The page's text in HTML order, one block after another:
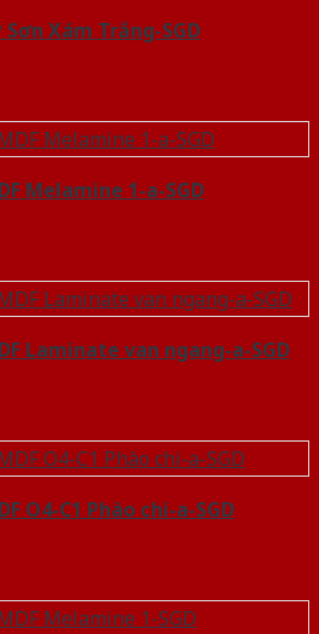
Sơn Xám Trắng-SGD
Melamine 1-a-SGD
Laminate van ngang-a-SGD
O4-C1 Phào chi-a-SGD